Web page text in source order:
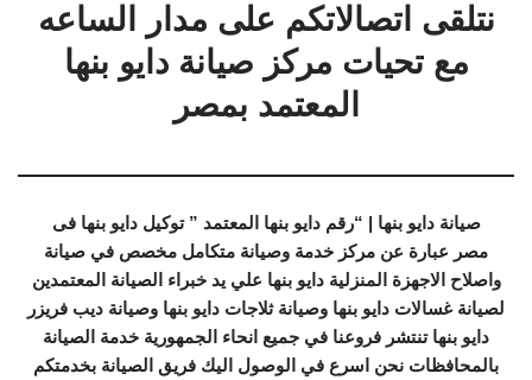
نتلقى اتصالاتكم على مدار الساعه
مع تحيات مركز صيانة دايو بنها
المعتمد بمصر
صيانة دايو بنها | “رقم دايو بنها المعتمد ” توكيل دايو بنها فى
مصر عبارة عن مركز خدمة وصيانة متكامل مخصص في صيانة
واصلاح الاجهزة المنزلية دايو بنها علي يد خبراء الصيانة المعتمدين
لصيانة غسالات دايو بنها وصيانة ثلاجات دايو بنها وصيانة ديب فريزر
دايو بنها تنتشر فروعنا في جميع انحاء الجمهورية خدمة الصيانة
بالمحافظات نحن اسرع في الوصول اليك فريق الصيانة بخدمتكم